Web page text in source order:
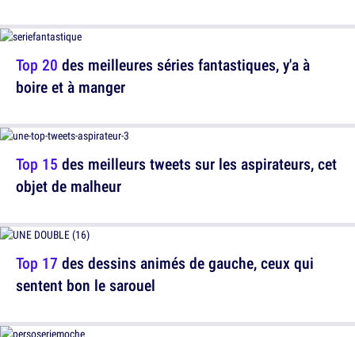
Top 15 des meilleurs tweets sur les aspirateurs, cet
objet de malheur
Top 20 des meilleures séries fantastiques, y'a à
boire et à manger
Top 17 des dessins animés de gauche, ceux qui
sentent bon le sarouel